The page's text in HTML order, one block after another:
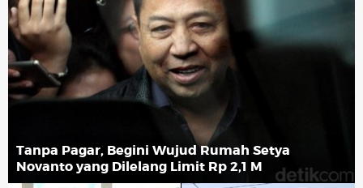
Tanpa Pagar, Begini Wujud Rumah Setya
Novanto yang Dilelang Limit Rp 2,1 M